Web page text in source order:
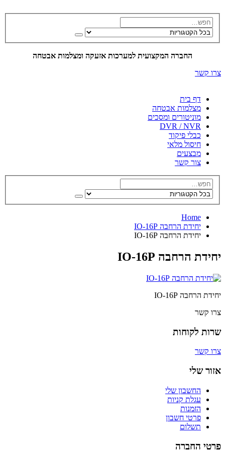
החברה המקצועית למערכות אזעקה ומצלמות אבטחה
צרו קשר
דף בית
מצלמות אבטחה
מוניטורים ומסכים
DVR / NVR
כבלי פיקוד
חיסול מלאי
מבצעים
צור קשר
Home
יחידת הרחבה IO-16P
יחידת הרחבה IO-16P
יחידת הרחבה IO-16P
יחידת הרחבה IO-16P
צרו קשר
שרות לקוחות
צרו קשר
אזור שלי
החשבון שלי
עגלת קניות
הזמנות
פרטי חשבון
תשלום
פרטי החברה